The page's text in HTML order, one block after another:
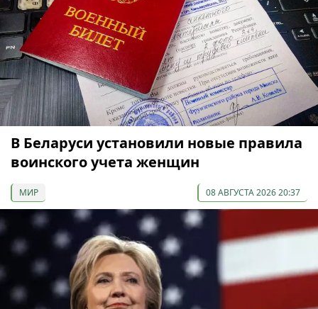
В Беларуси установили новые правила
воинского учета женщин
МИР 08 АВГУСТА 2026 20:37